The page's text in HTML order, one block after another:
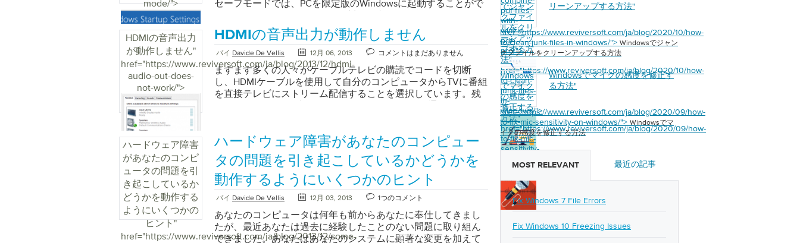
するため、非常に正常です。 サイドバーは次のようになりま
立ちます」 このサイドバーは、クラッシュタイプのイベントが
発生しているシステムやプログラムを絞り込むのに役立ちま
す。一般的なコンピュータクラッシュの問題から始めるのが最
適な場所は、管理イベントエリア内です。 特定のエラーイベン
トの調査： 1.サイドバーメニューの[ 管理 イベント ]をダブルク
リックします。イベントがメインの[ イベントビューア]ウィンド
ンドウの[Date＆Time]列に表示されます。これにより、エラーイ
ベントの詳細が表示されます。 「イベントビューアで提供され
るエラーの詳細は、問題を解決する最適なソリューションを見
つけるのに役立ちます」 3. [ 詳細 ]タブをクリックすると、エラ
ーイベントの周辺の詳細と考えられる原因が表示されます。上
記のスクリーンショットでは、古いファームウェアの問題によ
りエラーが発生しました。 イベントビューアーは、問題を修正
するための更新プログラムのインストールを提案します。 4.こ
の種の問題を解決するには、MicrosoftのWebサイトでファーム
く手順は各バージョンによって若干異なります。 Windows XPで
は 、次のパスを実行します。 スタートメニューコントロールパ
ネルパフォーマンスとメンテナンス管理ツールコンピュータマ
ネジメント Windows Vistaでは、次のパスを使用します。 スタ
ートメニューコントロールパネルシステムとメンテナンス管理
ツールイベントビューア Windows 7では、次のパスを実行しま
す。 スタートメニューコントロールパネルシステムとセキュリ
ティ管理ツールイベントビューア Windows 8では、次のパスを
ュー」と入力します [イベントログの表示]をクリックします。
「Windows 8からのイベントビューアへのアクセス」 イベント
ビューアを開くと、表示されているイベントとエラーメッセー
ジの数に圧倒されることがあります。コンピュータが最初に起
動されてから、プログラムはイベントを記録していることを覚
えておいてください。多くのコンピュータでは、数千のイベン
トやエラーが発生しています。 「多くの情報は最初の起動から
イベントビューアで収集されます」 Windows 7、特にWindows
8では、インターフェイスがより使いやすくなっています。 3ペ
インのインターフェイスを使用すると、概要と要約のセクショ
す。 「Windows8のブルースクリーンオブデス（BSOD）」これ
取得するときに最初に気付くのは、提示される技術情報の量で
す。これはしばしば威圧的に見えることがあり、正直なとこ
ろ、さらに高度なWindowsユーザーは、自分が見ているものを
理解していないことがよくあります。これらは「STOPコード」
と呼ばれる特別なエラーメッセージです。 STOPコードは、ユー
ザーが受け取ったエラーを調査するために必要な情報をユーザ
ーに提供します。 STOPコードは全体像を示していない場合があ
てください。エラーのデータベースが検索され、エラーの説明
と推奨される解決策が提供されます。 Windowsが知っているこ
とを見るSTOPコードに加えて、windowsはイベントビューアに
貴重なトラブルシューティング情報も提供します。イベントビ
ューアは、XPからWindows 10までのすべてのバージョンの
Windowsで使用できます。ただし、イベントビューアにアクセ
スするプロセスは、バージョンによって異なります。 Windows
XPでイベントビューアにアクセスするには：スタートボタンを
クリックします。コントロールパネルをクリックします。 [パフ
mode/">
セーフモードでは、PCを限定版のWindowsに起動することがで
のみが読み込まれます。これは、マルウェアの感染、最近のハ
ードウェアの変更、またはアップデートの失敗によって引き起
こされた問題を修復するために役立ちます。セーフモードに入
るのは、旧バージョンのWindows（PCを起動するときに
Windowsロゴが表示される前にF8キーを繰り返し押す）の簡単
なプロセスですが、このプロセスはWindows 8では若干異なり
ます。ブートオプションが選択されています。 Windows 8でセ
フモードにアクセスしました。これはあなたのPCが正常に起動
するのを止め、あなたのPCの高度なブートオプションを提供
し、単にセーフモードで起動することを選択します。
「Windows 7のセーフモードオプション」 Windows 8では、こ
れはもはや単純ではありません。セーフモードはまだ存在しま
すが、[Advanced Startup Options]メニューには少し深く入りま
した。 Windows 8でセーフモードにアクセスするにはいくつか
の方法がありますが、一般的には次の方法が最も簡単で最も一
般的です。 [Advanced Startup Options]メニューからWindows 8
Safe Modeにアクセスするには： PCの電源を入れ、Shiftキーを
HDMIの音声出力
が動作しません"
href="https://www.reviversoft.com/ja/blog/2013/12/hdmi-
audio-out-does-
not-work/">
HDMIの音声出力が動作しません
バイ Davide De Vellis 12月 06, 2013 コメントはまだありません
ますます多くの人々がケーブルテレビの購読でコードを切断
し、HDMIケーブルを使用して自分のコンピュータからTVに番組
を直接テレビにストリーム配信することを選択しています。残
を確認してください。 直感的には聞こえるかもしれませんが、
HDMIポートから出力されるサウンドは、サウンドカードではな
くビデオカードによって制御されます。つまり、正しいビデオ
ドライバがインストールされていないと、テレビで音が聞こえ
なくなります。あなたのカードの最新のドライバをダウンロー
ドするには、ビデオカードの製造元のWebサイトを参照してく
ださい。取得するドライバが不明な場合は、 Driver Reviverのよ
うなユーティリティが便利です。このソフトウェアはシステム
をチェックして、ビデオカードを含むすべてのハードウェアに
ハードウェア障害
があなたのコンピ
ュータの問題を引
き起こしているか
どうかを動作する
ようにいくつかの
ヒント"
href="https://www.reviversoft.com/ja/blog/2013/12/some-
ハードウェア障害があなたのコンピュー
タの問題を引き起こしているかどうかを
動作するようにいくつかのヒント
バイ Davide De Vellis 12月 03, 2013 1つのコメント
あなたのコンピュータは何年も前からあなたに奉仕してきまし
たが、最近あなたは過去に経験したことのない問題に取り組ん
できました。あなたはあなたのシステムに顕著な変更を加えて
pdf-files-
with-
winzip-
pdf-
pro/">
でジャン
クファイ
ルをクリ
ーンアッ
プする方
法"
href="https://www.reviversoft.com/ja/blog/2020/10/how-
to-clean-
junk-files-
in-
windows/">
リーンアップする方法"
href="https://www.reviversoft.com/ja/blog/2020/10/how-
to-clean-junk-files-in-windows/"> Windowsでジャン
クファイルをクリーンアップする方法
Windows
でマイク
の感度を
修正する
方法"
href="https://www.reviversoft.com/ja/blog/2020/09/how-
to-fix-mic-
sensitivity-
windows/">
Windowsでマイクの感度を修正す
る方法"
href="https://www.reviversoft.com/ja/blog/2020/09/how-
to-fix-mic-sensitivity-on-windows/"> Windowsでマ
イクの感度を修正する方法
MOST RELEVANT 最近の記事
Fix Windows 7 File Errors
Fix Windows 10 Freezing Issues